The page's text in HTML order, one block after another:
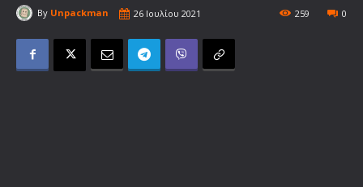
By Unpackman 26 Ιουλίου 2021 0
259